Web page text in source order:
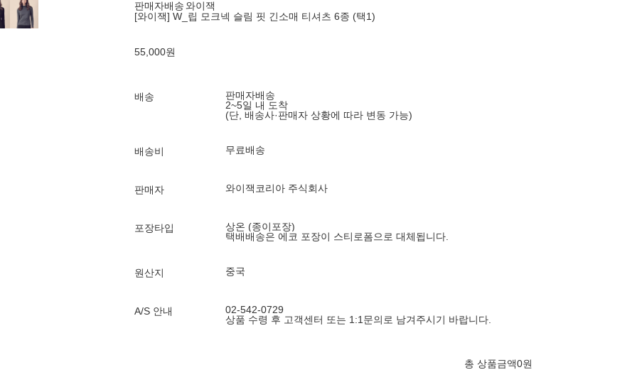
판매자배송와이잭
[와이잭] W_립 모크넥 슬림 핏 긴소매 티셔츠 6종 (택1)
55,000원
배송
판매자배송
2~5일 내 도착
(단, 배송사·판매자 상황에 따라 변동 가능)
배송비 무료배송
판매자 와이잭코리아 주식회사
포장타입
상온 (종이포장)
택배배송은 에코 포장이 스티로폼으로 대체됩니다.
원산지 중국
A/S 안내
02-542-0729
상품 수령 후 고객센터 또는 1:1문의로 남겨주시기 바랍니다.
총 상품금액0원